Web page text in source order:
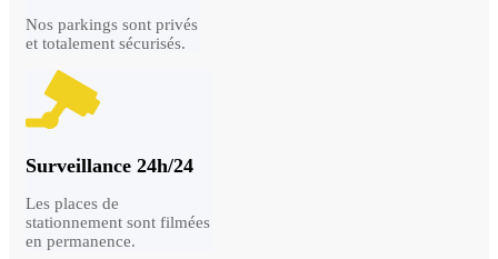
Nos parkings sont privés
et totalement sécurisés.
Surveillance 24h/24
Les places de
stationnement sont filmées
en permanence.